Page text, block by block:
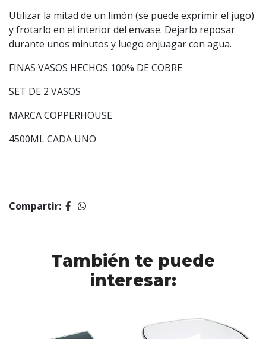
Utilizar la mitad de un limón (se puede exprimir el jugo)
y frotarlo en el interior del envase. Dejarlo reposar
durante unos minutos y luego enjuagar con agua.
FINAS VASOS HECHOS 100% DE COBRE
SET DE 2 VASOS
MARCA COPPERHOUSE
4500ML CADA UNO
Compartir:
También te puede
interesar: